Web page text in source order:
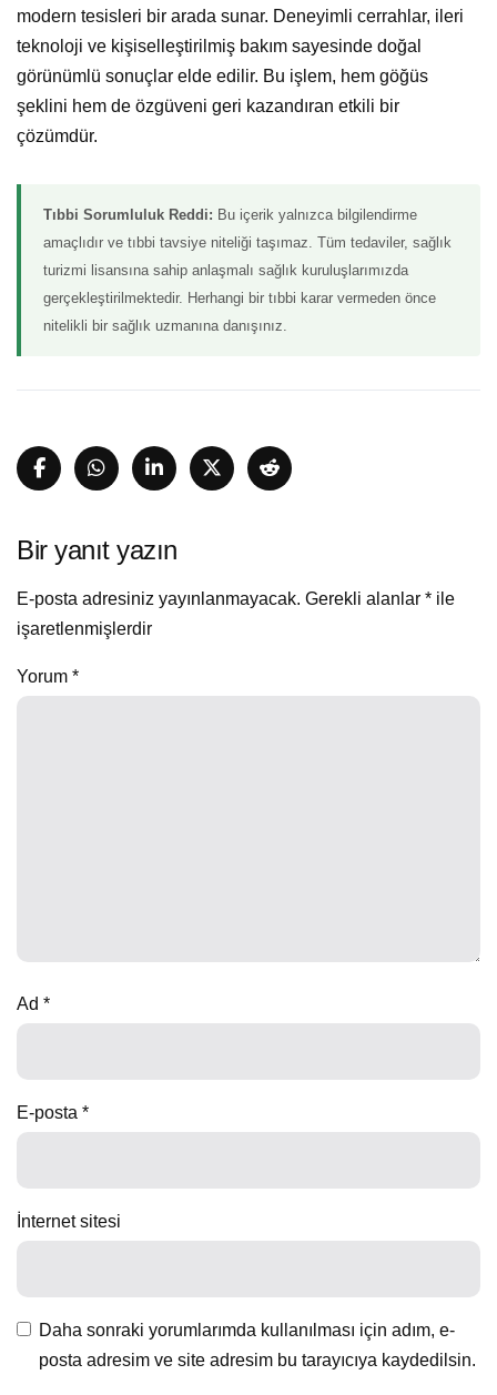
modern tesisleri bir arada sunar. Deneyimli cerrahlar, ileri
teknoloji ve kişiselleştirilmiş bakım sayesinde doğal
görünümlü sonuçlar elde edilir. Bu işlem, hem göğüs
şeklini hem de özgüveni geri kazandıran etkili bir
çözümdür.
Tıbbi Sorumluluk Reddi: Bu içerik yalnızca bilgilendirme
amaçlıdır ve tıbbi tavsiye niteliği taşımaz. Tüm tedaviler, sağlık
turizmi lisansına sahip anlaşmalı sağlık kuruluşlarımızda
gerçekleştirilmektedir. Herhangi bir tıbbi karar vermeden önce
nitelikli bir sağlık uzmanına danışınız.
Bir yanıt yazın
E-posta adresiniz yayınlanmayacak. Gerekli alanlar * ile
işaretlenmişlerdir
Yorum *
Ad *
E-posta *
İnternet sitesi
Daha sonraki yorumlarımda kullanılması için adım, e-
posta adresim ve site adresim bu tarayıcıya kaydedilsin.